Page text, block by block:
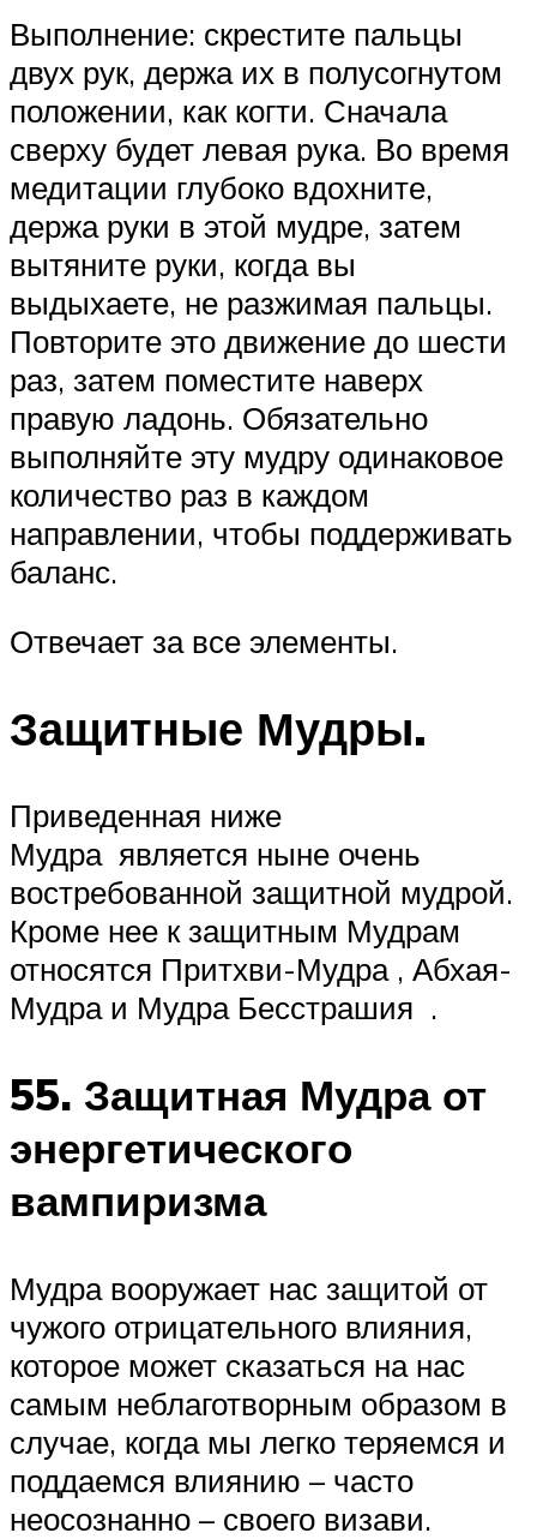
Выполнение: скрестите пальцы
двух рук, держа их в полусогнутом
положении, как когти. Сначала
сверху будет левая рука. Во время
медитации глубоко вдохните,
держа руки в этой мудре, затем
вытяните руки, когда вы
выдыхаете, не разжимая пальцы.
Повторите это движение до шести
раз, затем поместите наверх
правую ладонь. Обязательно
выполняйте эту мудру одинаковое
количество раз в каждом
направлении, чтобы поддерживать
баланс.
Отвечает за все элементы.
Защитные Мудры.
Приведенная ниже
Мудра является ныне очень
востребованной защитной мудрой.
Кроме нее к защитным Мудрам
относятся Притхви-Мудра , Абхая-
Мудра и Мудра Бесстрашия .
55. Защитная Мудра от
энергетического
вампиризма
Мудра вооружает нас защитой от
чужого отрицательного влияния,
которое может сказаться на нас
самым неблаготворным образом в
случае, когда мы легко теряемся и
поддаемся влиянию – часто
неосознанно – своего визави.